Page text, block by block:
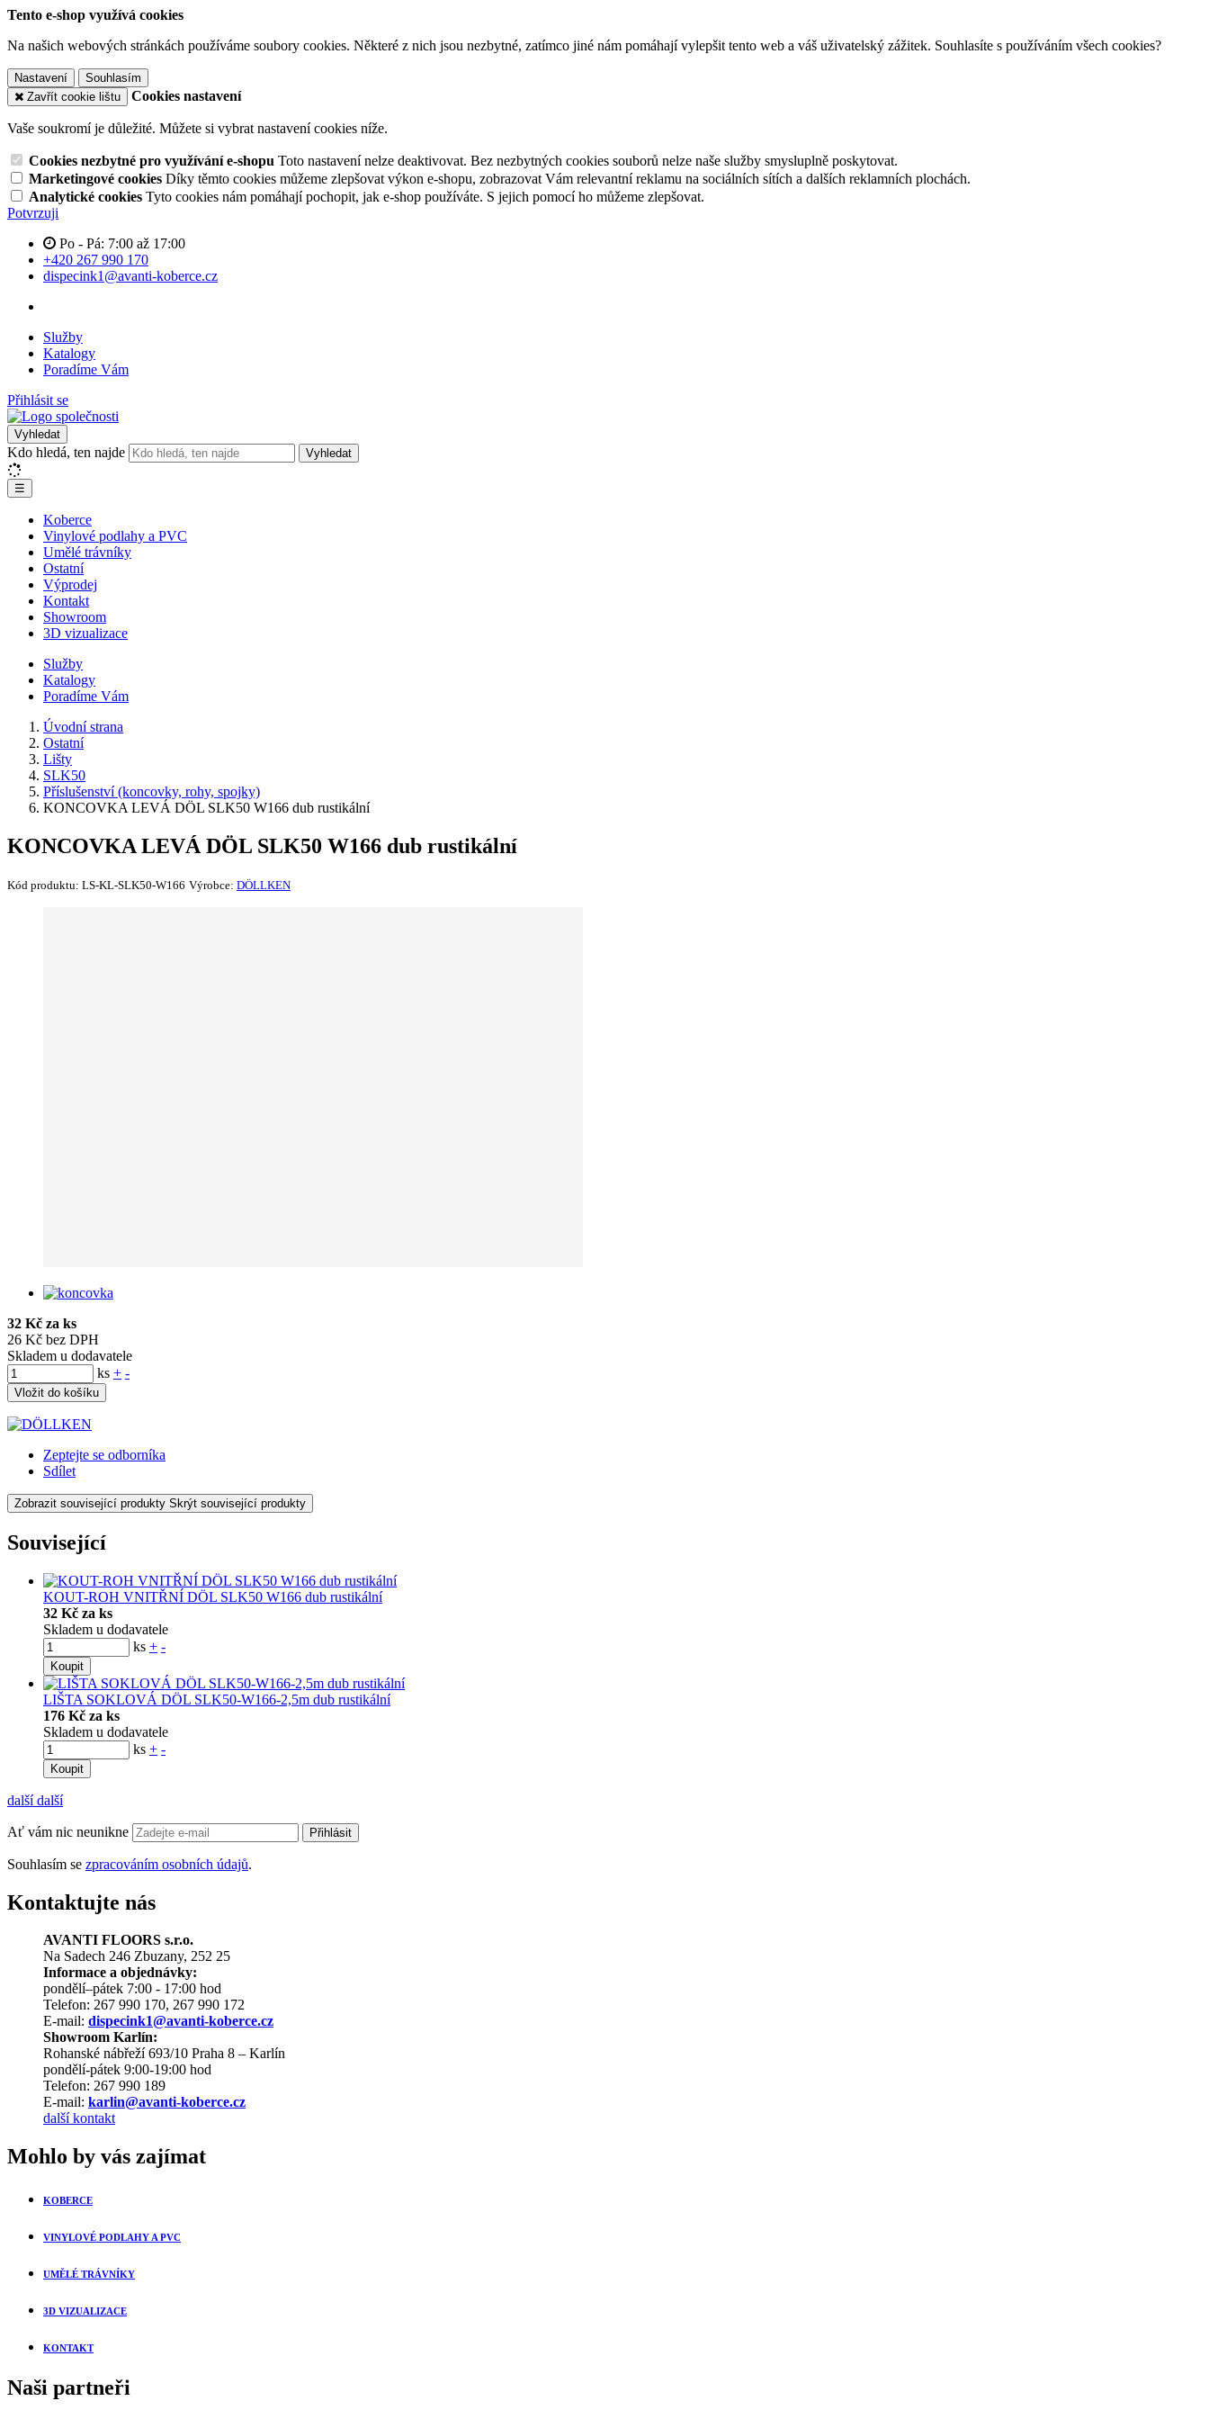
Tento e-shop využívá cookies
Na našich webových stránkách používáme soubory cookies. Některé z nich jsou nezbytné, zatímco jiné nám pomáhají vylepšit tento web a váš uživatelský zážitek. Souhlasíte s používáním všech cookies?
Nastavení
Souhlasím
Zavřít cookie lištu
Cookies nastavení
Vaše soukromí je důležité. Můžete si vybrat nastavení cookies níže.
Cookies nezbytné pro využívání e-shopu Toto nastavení nelze deaktivovat. Bez nezbytných cookies souborů nelze naše služby smysluplně poskytovat.
Marketingové cookies Díky těmto cookies můžeme zlepšovat výkon e-shopu, zobrazovat Vám relevantní reklamu na sociálních sítích a dalších reklamních plochách.
Analytické cookies Tyto cookies nám pomáhají pochopit, jak e-shop používáte. S jejich pomocí ho můžeme zlepšovat.
Potvrzuji
Po - Pá: 7:00 až 17:00
+420 267 990 170
dispecink1@avanti-koberce.cz
Služby
Katalogy
Poradíme Vám
Přihlásit se
Vyhledat
Kdo hledá, ten najde Vyhledat
☰
Koberce
Vinylové podlahy a PVC
Umělé trávníky
Ostatní
Výprodej
Kontakt
Showroom
3D vizualizace
Služby
Katalogy
Poradíme Vám
Úvodní strana
Ostatní
Lišty
SLK50
Příslušenství (koncovky, rohy, spojky)
KONCOVKA LEVÁ DÖL SLK50 W166 dub rustikální
KONCOVKA LEVÁ DÖL SLK50 W166 dub rustikální
Kód produktu: LS-KL-SLK50-W166 Výrobce: DÖLLKEN
32 Kč za ks
26 Kč bez DPH
Skladem u dodavatele
ks + -
Vložit do košíku
Zeptejte se odborníka
Sdílet
Zobrazit související produkty Skrýt související produkty
Související
KOUT-ROH VNITŘNÍ DÖL SLK50 W166 dub rustikální
32 Kč za ks
Skladem u dodavatele
ks + -
Koupit
LIŠTA SOKLOVÁ DÖL SLK50-W166-2,5m dub rustikální
176 Kč za ks
Skladem u dodavatele
ks + -
Koupit
další další
Ať vám nic neunikne Přihlásit
Souhlasím se zpracováním osobních údajů.
Kontaktujte nás
AVANTI FLOORS s.r.o.
Na Sadech 246 Zbuzany, 252 25
Informace a objednávky:
pondělí–pátek 7:00 - 17:00 hod
Telefon: 267 990 170, 267 990 172
E-mail: dispecink1@avanti-koberce.cz
Showroom Karlín:
Rohanské nábřeží 693/10 Praha 8 – Karlín
pondělí-pátek 9:00-19:00 hod
Telefon: 267 990 189
E-mail: karlin@avanti-koberce.cz
další kontakt
Mohlo by vás zajímat
KOBERCE
VINYLOVÉ PODLAHY A PVC
UMĚLÉ TRÁVNÍKY
3D VIZUALIZACE
KONTAKT
Naši partneři